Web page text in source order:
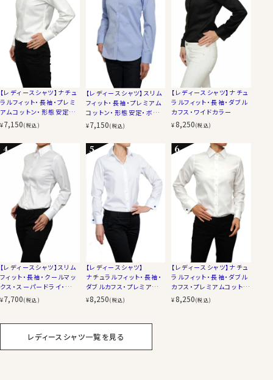
【レディースシャツ】ナチュ
ラルフィット・長袖・プレミ
アムコットン・形態安定・ワ
イドカラー
¥7,150(税込)
【レディースシャツ】スリム
フィット・長袖・プレミアム
コットン・形態安定・ボタ
ンダウン
¥7,150(税込)
【レディースシャツ】ナチュ
ラルフィット・長袖・ダブル
カフス・ワイドカラー
¥ 8,250(税込)
【レディースシャツ】スリム
フィット・長袖・クールマッ
クス・スーパードライ・形態
安定・ボタンダウン
¥7,700(税込)
【レディースシャツ】
ナチュラルフィット・長袖・
ダブルカフス・プレミアムコ
ットン・形態安定・ワイドカ
ラー
¥8,250(税込)
【レディースシャツ】ナチュ
ラルフィット・長袖・ダブル
カフス・プレミアムコット
ン・形態安定・ワイドカラ
¥ 8,250(税込)
レディースシャツ一覧を見る